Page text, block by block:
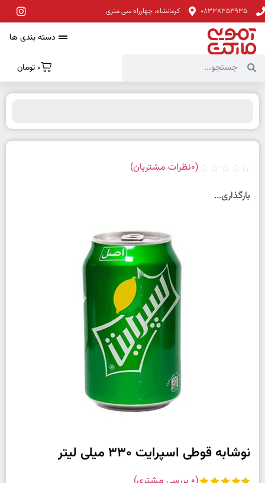
08338353935 کرمانشاه، چهارراه سی متری
دسته بندی ها
0 تومان
(
0نظرات مشتریان)
بارگذاری...
نوشابه قوطی اسپرایت 330 میلی لیتر